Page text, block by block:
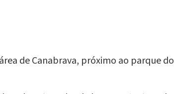
de Canabrava, próximo ao parque do